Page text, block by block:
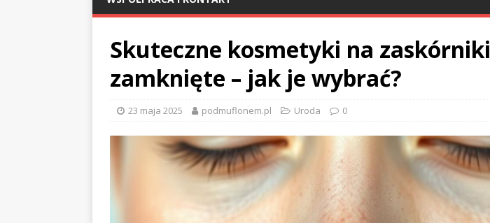
Skuteczne kosmetyki na zaskórniki
zamknięte – jak je wybrać?
23 maja 2025 podmuflonem.pl Uroda 0